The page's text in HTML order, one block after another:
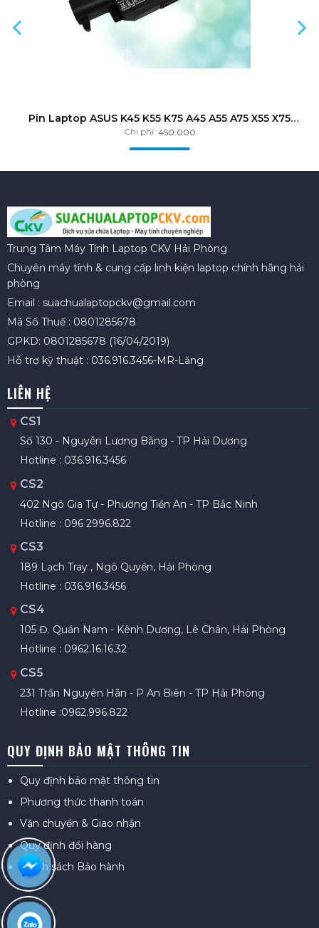
Pin Laptop ASUS K45 K55 K75 A45 A55 A75 X55 X75
X80 R400 R500 R700 ZIN
Chi phí: 450.000
Trung Tâm Máy Tính Laptop CKV Hải Phòng
Chuyên máy tính & cung cấp linh kiện laptop chính hãng hải
phòng
Email : suachualaptopckv@gmail.com
Mã Số Thuế : 0801285678
GPKD: 0801285678 (16/04/2019)
Hỗ trợ kỹ thuật : 036.916.3456-MR-Lăng
LIÊN HỆ
CS1
Số 130 - Nguyễn Lương Bằng - TP Hải Dương
Hotline : 036.916.3456
CS2
402 Ngô Gia Tự - Phường Tiền An - TP Bắc Ninh
Hotline : 096 2996.822
CS3
189 Lạch Tray , Ngô Quyền, Hải Phòng
Hotline : 036.916.3456
CS4
105 Đ. Quán Nam - Kênh Dương, Lê Chân, Hải Phòng
Hotline : 0962.16.16.32
CS5
231 Trần Nguyên Hãn - P An Biên - TP Hải Phòng
Hotline :0962.996.822
QUY ĐỊNH BẢO MẬT THÔNG TIN
Quy định bảo mật thông tin
Phương thức thanh toán
Vận chuyển & Giao nhận
Quy định đổi hàng
Chính sách Bảo hành